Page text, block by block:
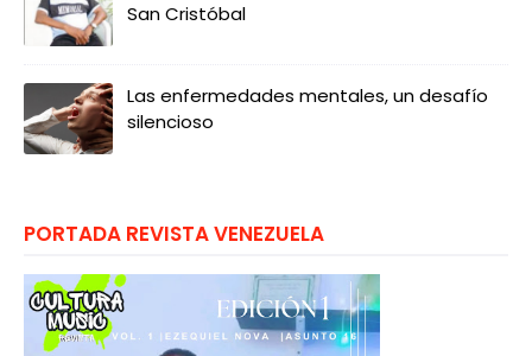
San Cristóbal
Las enfermedades mentales, un desafío
silencioso
PORTADA REVISTA VENEZUELA